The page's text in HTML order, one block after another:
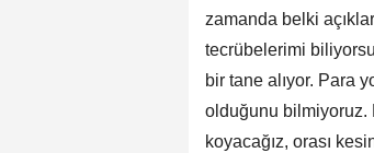
zamanda belki
tecrübelerimi
bir tane alıyor. Para
olduğunu bilmiyoruz.
koyacağız, orası